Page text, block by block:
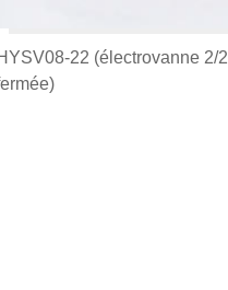
22 (électrovanne 2/